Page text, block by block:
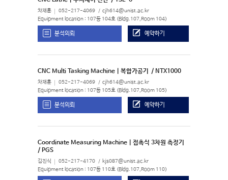
차재훈 052-217-4069 cjh614@unist.ac.kr
Equipment location : 107동 104호 (Bldg.107,Room 104)
분석의뢰 예약하기
CNC Multi Tasking Machine | 복합가공기 / NTX1000
차재훈 052-217-4069 cjh614@unist.ac.kr
Equipment location : 107동 105호 (Bldg.107,Room 105)
분석의뢰 예약하기
Coordinate Measuring Machine | 접촉식 3차원 측정기
/ PGS
김진식 052-217-4170 kjs087@unist.ac.kr
Equipment location : 107동 110호 (Bldg.107,Room 110)